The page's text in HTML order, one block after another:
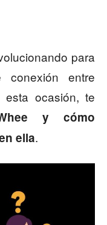
para
conexión entre
esta ocasión, te
y cómo
ella.